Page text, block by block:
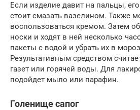
Если изделие давит на пальцы,
стоит смазать вазелином. Также
воспользоваться кремом. Затем
носки и ходят в ней несколько
пакеты с водой и убрать их в
Результативным средством
газет или горячей воды. Для
подойдет мыло или парафин.
Голенище сапог